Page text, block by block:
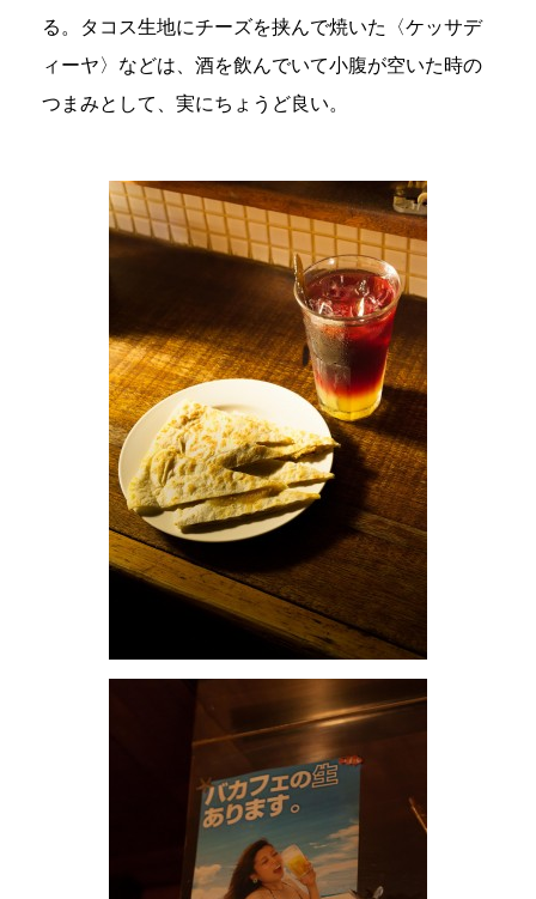
る。タコス生地にチーズを挟んで焼いた〈ケッサデ
ィーヤ〉などは、酒を飲んでいて小腹が空いた時の
つまみとして、実にちょうど良い。